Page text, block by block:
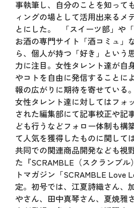
事執筆し、自分のことを知って
ィングの場として活用出来るメ
とにした。 「スイーツ部」や「
お酒の専門サイト「酒コミュ」
ら、個人が持つ「好き」という
力に注目。女性タレント達が自
やコトを自由に発信することに
報の広がりに期待を寄せている
女性タレント達に対してはフォ
された編集部にて記事校正や記
ども行うなどフォロー体制も構
て人気を獲得したものに関して
共同での関連商品開発なども視
た『SCRAMBLE（スクランブル
トマガジン「SCRAMBLE Love
定。初号では、江夏詩織さん、
やさん、田中真琴さん、夏焼雅